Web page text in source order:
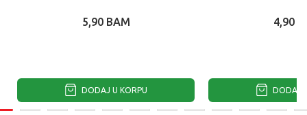
5,90 BAM
DODAJ U KORPU
4,90
DODAJ